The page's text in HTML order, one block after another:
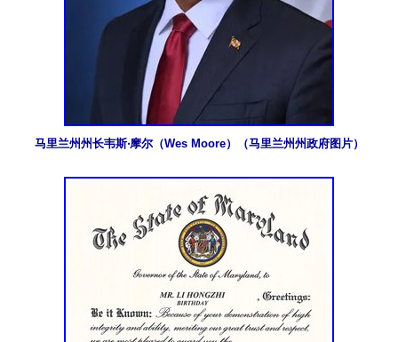
马里兰州州长韦斯‧摩尔（Wes Moore）（马里兰州州政府图片）